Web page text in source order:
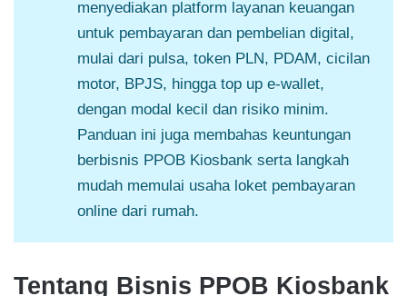
menyediakan platform layanan keuangan
untuk pembayaran dan pembelian digital,
mulai dari pulsa, token PLN, PDAM, cicilan
motor, BPJS, hingga top up e-wallet,
dengan modal kecil dan risiko minim.
Panduan ini juga membahas keuntungan
berbisnis PPOB Kiosbank serta langkah
mudah memulai usaha loket pembayaran
online dari rumah.
Tentang Bisnis PPOB Kiosbank